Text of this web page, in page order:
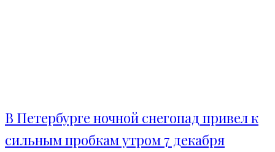
В Петербурге ночной снегопад привел к
сильным пробкам утром 7 декабря